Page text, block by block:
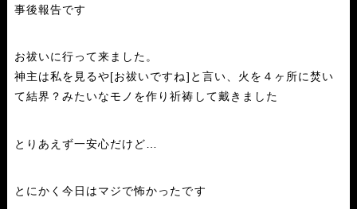
事後報告です
お祓いに行って来ました。
神主は私を見るや[お祓いですね]と言い、火を４ヶ所に焚い
て結界？みたいなモノを作り祈祷して戴きました
とりあえず一安心だけど…
とにかく今日はマジで怖かったです